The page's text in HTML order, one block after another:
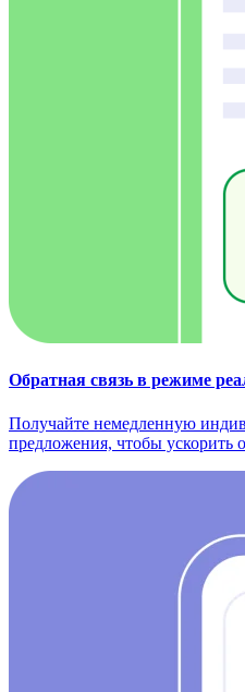
Обратная связь в режиме
Получайте немедленную
предложения, чтобы ускорить